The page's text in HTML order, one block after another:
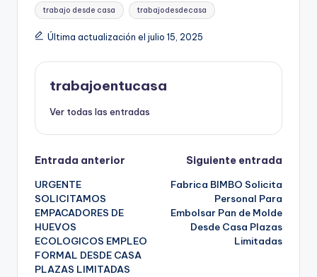
trabajo desde casa trabajodesdecasa
Última actualización el julio 15, 2025
trabajoentucasa
Ver todas las entradas
Navegación
de
entradas
Entrada anterior
URGENTE
SOLICITAMOS
EMPACADORES DE
HUEVOS
ECOLOGICOS EMPLEO
FORMAL DESDE CASA
PLAZAS LIMITADAS
Siguiente entrada
Fabrica BIMBO Solicita
Personal Para
Embolsar Pan de Molde
Desde Casa Plazas
Limitadas